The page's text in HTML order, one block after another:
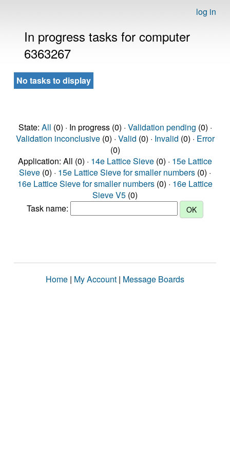
log in
In progress tasks for computer
6363267
No tasks to display
State: All (0) · In progress (0) · Validation pending (0) ·
Validation inconclusive(0) · Valid (0) · Invalid (0) · Error
(0)
Application: All (0) · 14e Lattice Sieve (0) · 15e Lattice
Sieve (0) · 15e Lattice Sieve for smaller numbers (0) ·
16e Lattice Sieve for smaller numbers (0) · 16e Lattice
Sieve V5 (0)
Task name:
Home | My Account | Message Boards